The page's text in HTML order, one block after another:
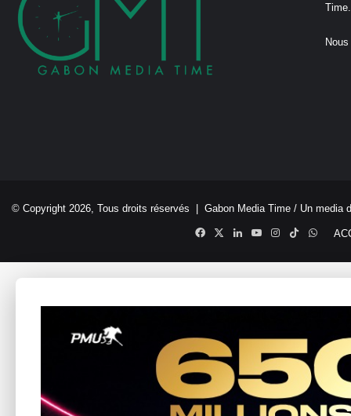
Time.
© Copyright 2026, Tous droits réservés | Gabon Media Time / Un media
Facebook
X LinkedinYouTubeInstagram
TikTok